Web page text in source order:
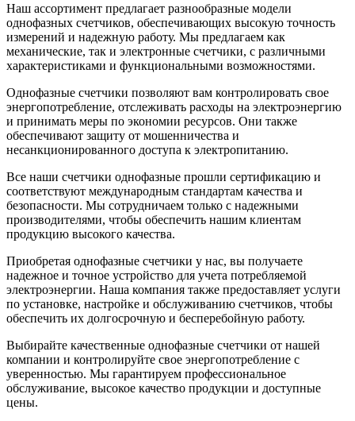
Наш ассортимент предлагает разнообразные модели
однофазных счетчиков, обеспечивающих высокую точность
измерений и надежную работу. Мы предлагаем как
механические, так и электронные счетчики, с различными
характеристиками и функциональными возможностями.
Однофазные счетчики позволяют вам контролировать свое
энергопотребление, отслеживать расходы на электроэнергию
и принимать меры по экономии ресурсов. Они также
обеспечивают защиту от мошенничества и
несанкционированного доступа к электропитанию.
Все наши счетчики однофазные прошли сертификацию и
соответствуют международным стандартам качества и
безопасности. Мы сотрудничаем только с надежными
производителями, чтобы обеспечить нашим клиентам
продукцию высокого качества.
Приобретая однофазные счетчики у нас, вы получаете
надежное и точное устройство для учета потребляемой
электроэнергии. Наша компания также предоставляет услуги
по установке, настройке и обслуживанию счетчиков, чтобы
обеспечить их долгосрочную и бесперебойную работу.
Выбирайте качественные однофазные счетчики от нашей
компании и контролируйте свое энергопотребление с
уверенностью. Мы гарантируем профессиональное
обслуживание, высокое качество продукции и доступные
цены.